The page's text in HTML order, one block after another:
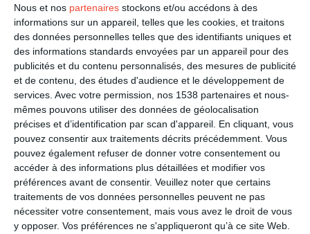
Nous et nos partenaires stockons et/ou accédons à des
informations sur un appareil, telles que les cookies, et traitons
des données personnelles telles que des identifiants uniques et
des informations standards envoyées par un appareil pour des
publicités et du contenu personnalisés, des mesures de publicité
et de contenu, des études d'audience et le développement de
services. Avec votre permission, nos 1538 partenaires et nous-
mêmes pouvons utiliser des données de géolocalisation
précises et d’identification par scan d'appareil. En cliquant, vous
pouvez consentir aux traitements décrits précédemment. Vous
pouvez également refuser de donner votre consentement ou
accéder à des informations plus détaillées et modifier vos
préférences avant de consentir. Veuillez noter que certains
traitements de vos données personnelles peuvent ne pas
nécessiter votre consentement, mais vous avez le droit de vous
y opposer. Vos préférences ne s'appliqueront qu’à ce site Web.
Juste merci
Merci beaucoup
Que cette journée commence bien
Bonjour